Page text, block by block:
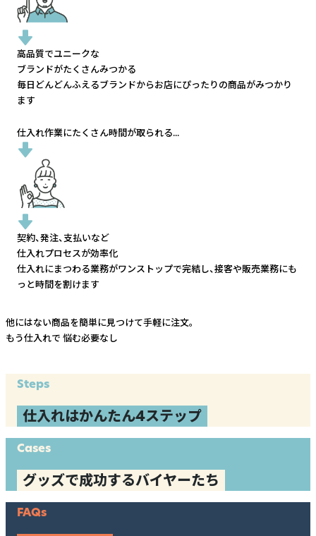
高品質でユニークな
ブランドがたくさんみつかる
毎日どんどんふえるブランドからお店にぴったりの商品がみつかり
ます
仕入れ作業にたくさん時間が取られる...
契約、発注、支払いなど
仕入れプロセスが効率化
仕入れにまつわる業務がワンストップで完結し、接客や販売業務にも
っと時間を割けます
他にはない商品を簡単に見つけて手軽に注文。
もう仕入れで 悩む必要なし
Steps
仕入れはかんたん4ステップ
Cases
グッズで成功するバイヤーたち
FAQs